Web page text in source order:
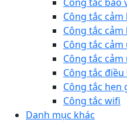
Công tắc
Công tắc
Công tắc
Công tắc
Công tắc
Công tắc hẹn
Công tắc wifi
Danh mục khác